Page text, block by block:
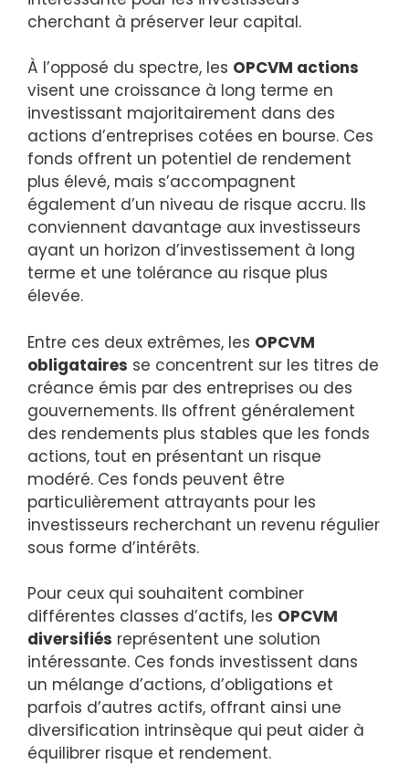
cherchant à préserver leur capital.
À l’opposé du spectre, les OPCVM actions
visent une croissance à long terme en
investissant majoritairement dans des
actions d’entreprises cotées en bourse. Ces
fonds offrent un potentiel de rendement
plus élevé, mais s’accompagnent
également d’un niveau de risque accru. Ils
conviennent davantage aux investisseurs
ayant un horizon d’investissement à long
terme et une tolérance au risque plus
élevée.
Entre ces deux extrêmes, les OPCVM
obligataires se concentrent sur les titres de
créance émis par des entreprises ou des
gouvernements. Ils offrent généralement
des rendements plus stables que les fonds
actions, tout en présentant un risque
modéré. Ces fonds peuvent être
particulièrement attrayants pour les
investisseurs recherchant un revenu régulier
sous forme d’intérêts.
Pour ceux qui souhaitent combiner
différentes classes d’actifs, les OPCVM
diversifiés représentent une solution
intéressante. Ces fonds investissent dans
un mélange d’actions, d’obligations et
parfois d’autres actifs, offrant ainsi une
diversification intrinsèque qui peut aider à
équilibrer risque et rendement.